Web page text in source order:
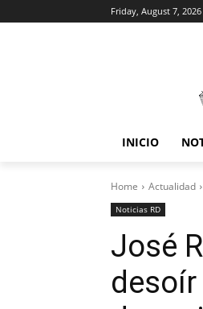
Friday, August 7, 2026
INICIO
Home Actualidad
Noticias RD
José